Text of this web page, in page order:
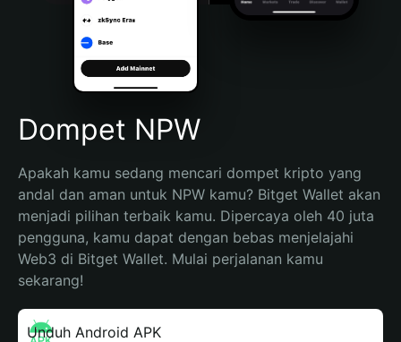
Português (Brasil)
Español (Argentina)
Dompet NPW
Apakah kamu sedang mencari dompet kripto yang
andal dan aman untuk NPW kamu? Bitget Wallet akan
menjadi pilihan terbaik kamu. Dipercaya oleh 40 juta
pengguna, kamu dapat dengan bebas menjelajahi
Web3 di Bitget Wallet. Mulai perjalanan kamu
sekarang!
Unduh Android APK